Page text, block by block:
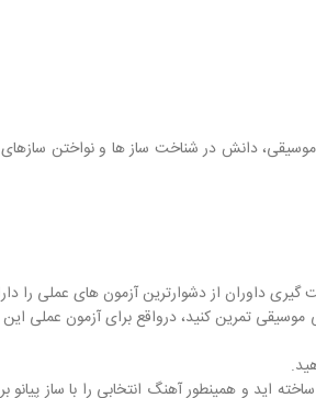
دانش در شناخت ساز ها و نواختن
داوران از دشوارترین آزمون های عملی را
است که شما از ابتدا برای آزمون عملی موسیقی تمرین کنید، درواقع برای
ایی که ساخته اید و همینطور آهنگ انتخابی را با ساز